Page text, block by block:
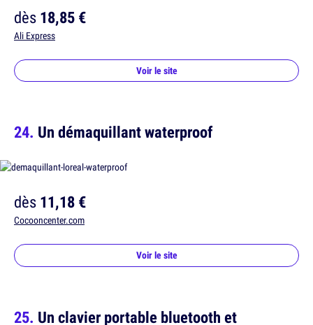
dès18,85 €
Ali Express
Voir le site
Un démaquillant waterproof
dès11,18 €
Cocooncenter.com
Voir le site
Un clavier portable bluetooth et